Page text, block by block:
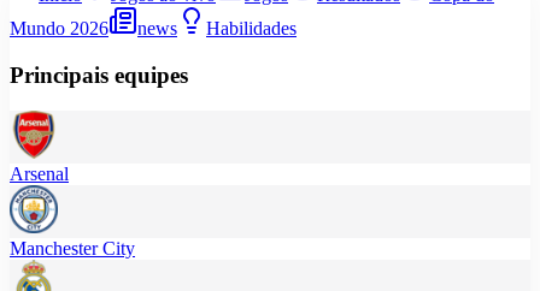
Mundo 2026
news Habilidades
Principais equipes
Arsenal
Manchester City